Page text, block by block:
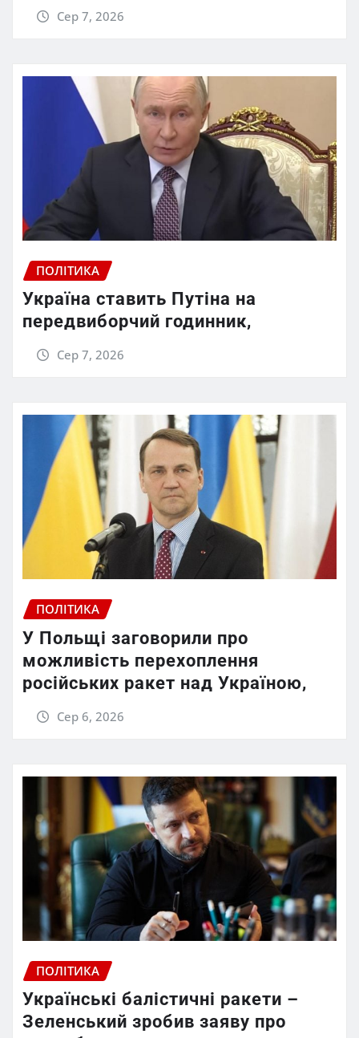
Сер 7, 2026
ПОЛІТИКА
Україна ставить Путіна на
передвиборчий годинник,
Сер 7, 2026
ПОЛІТИКА
У Польщі заговорили про
можливість перехоплення
російських ракет над Україною,
Сер 6, 2026
ПОЛІТИКА
Українські балістичні ракети –
Зеленський зробив заяву про